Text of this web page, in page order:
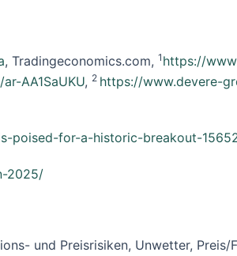
, Tradingeconomics.com, 1 https://
AA1SaUKU, 2 https://www.devere-
poised-for-a-historic-breakout-
2025/
und Preisrisiken, Unwetter,